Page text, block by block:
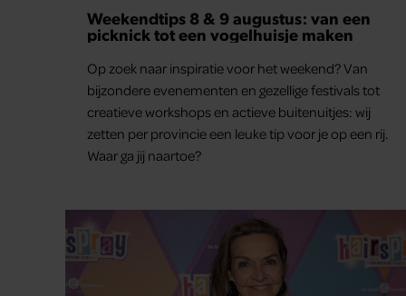
Weekendtips 8 & 9 augustus: van een
picknick tot een vogelhuisje maken
Op zoek naar inspiratie voor het weekend? Van
bijzondere evenementen en gezellige festivals tot
creatieve workshops en actieve buitenuitjes: wij
zetten per provincie een leuke tip voor je op een rij.
Waar ga jij naartoe?